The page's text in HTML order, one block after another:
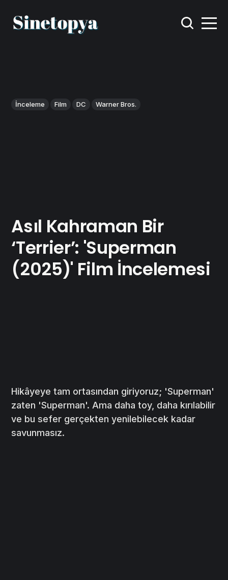
İnceleme Film DC Warner Bros.
Asıl Kahraman Bir
‘Terrier’: 'Superman
(2025)' Film İncelemesi
Hikâyeye tam ortasından giriyoruz; 'Superman'
zaten 'Superman'. Ama daha toy, daha kırılabilir
ve bu sefer gerçekten yenilebilecek kadar
savunmasız.